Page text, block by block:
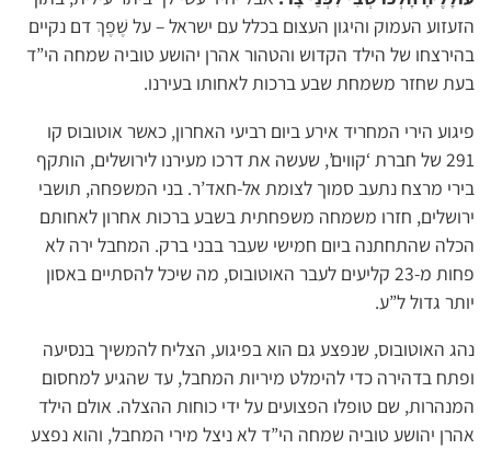
הזעזוע העמוק והיגון העצום בכלל עם ישראל – על שֶׁפֶךְ דם נקיים
בהירצחו של הילד הקדוש והטהור אהרן יהושע טוביה שמחה הי”ד
בעת שחזר משמחת שבע ברכות לאחותו בעירנו.
פיגוע הירי המחריד אירע ביום רביעי האחרון, כאשר אוטובוס קו
291 של חברת ‘קווים’, שעשה את דרכו מעירנו לירושלים, הותקף
בירי מרצח נתעב סמוך לצומת אל-חאד’ר. בני המשפחה, תושבי
ירושלים, חזרו משמחה משפחתית בשבע ברכות אחרון לאחותם
הכלה שהתחתנה ביום חמישי שעבר בבני ברק. המחבל ירה לא
פחות מ-23 קליעים לעבר האוטובוס, מה שיכל להסתיים באסון
יותר גדול ל”ע.
נהג האוטובוס, שנפצע גם הוא בפיגוע, הצליח להמשיך בנסיעה
ופתח בדהירה כדי להימלט מיריות המחבל, עד שהגיע למחסום
המנהרות, שם טופלו הפצועים על ידי כוחות ההצלה. אולם הילד
אהרן יהושע טוביה שמחה הי”ד לא ניצל מירי המחבל, והוא נפצע